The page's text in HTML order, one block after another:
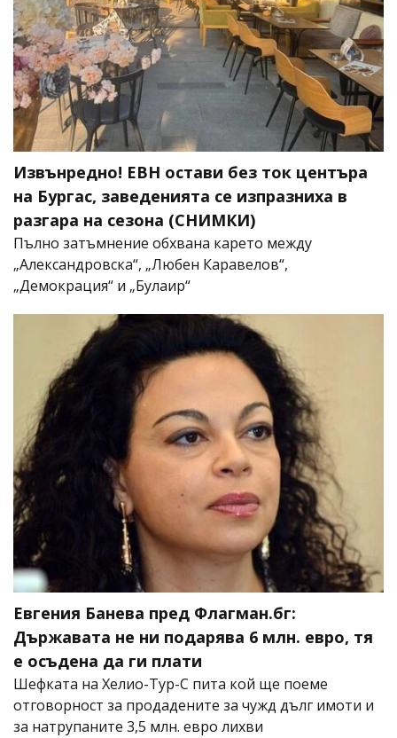
Извънредно! ЕВН остави без ток центъра
на Бургас, заведенията се изпразниха в
разгара на сезона (СНИМКИ)
Пълно затъмнение обхвана карето между
„Александровска“, „Любен Каравелов“,
„Демокрация“ и „Булаир“
Евгения Банева пред Флагман.бг:
Държавата не ни подарява 6 млн. евро, тя
е осъдена да ги плати
Шефката на Хелио-Тур-С пита кой ще поеме
отговорност за продадените за чужд дълг имоти и
за натрупаните 3,5 млн. евро лихви